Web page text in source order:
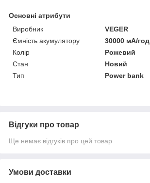
Основні атрибути
Виробник
VEGER
Ємність акумулятору
30000 мА/год
Колір
Рожевий
Стан
Новий
Тип
Power bank
Відгуки про товар
Ще немає відгуків про цей товар
Умови доставки